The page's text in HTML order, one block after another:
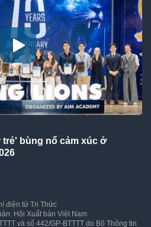
bùng nổ cảm xúc ở
điện tử Tri Thức
Hội Xuất bản Việt Nam
và số 442/GP-BTTTT do Bộ Thông tin